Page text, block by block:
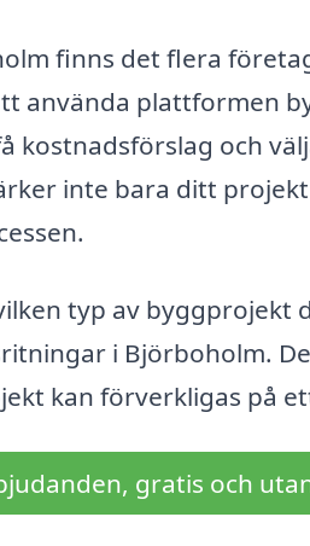
finns det flera
använda plattformen
kostnadsförslag och
inte bara ditt
typ av byggprojekt
i Björboholm.
kan förverkligas på
gratis och